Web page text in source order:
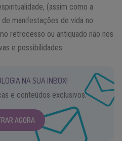
(assim como a
manifestações de vida no
retrocesso ou antiquado não nos
e possibilidades.
NA SUA INBOX!
e conteúdos exclusivos.
AGORA